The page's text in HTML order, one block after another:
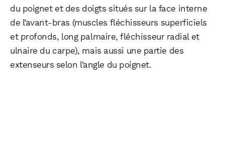
du poignet et des doigts situés sur la face interne
de l’avant-bras (muscles fléchisseurs superficiels
et profonds, long palmaire, fléchisseur radial et
ulnaire du carpe), mais aussi une partie des
extenseurs selon l’angle du poignet.